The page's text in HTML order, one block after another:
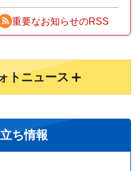
重要なお知らせのRSS
トニュース
ち情報